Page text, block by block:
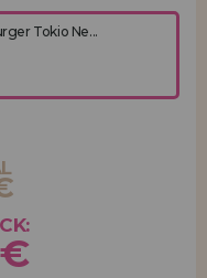
Tokio Ne...